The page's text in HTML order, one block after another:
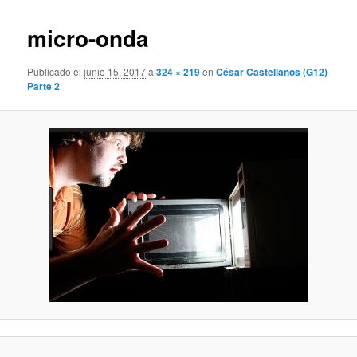
micro-onda
Publicado el junio 15, 2017a324 × 219enCésar Castellanos (G12)
Parte 2